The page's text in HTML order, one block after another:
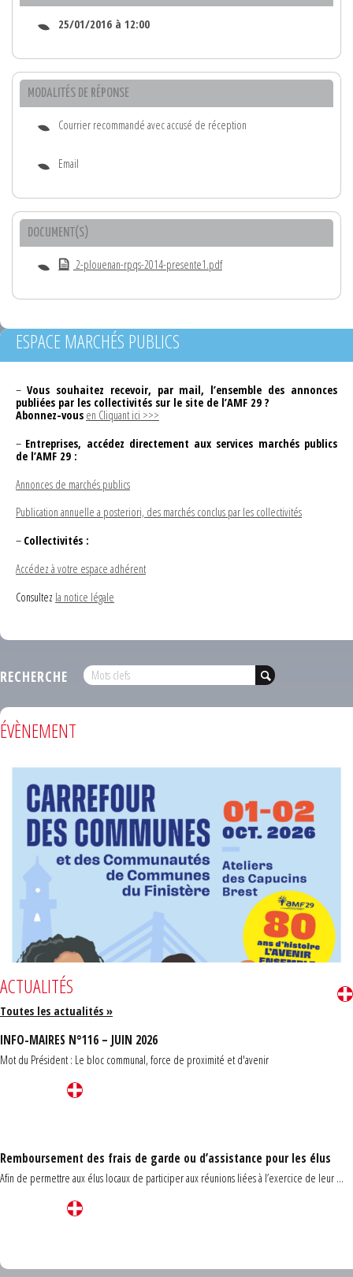
25/01/2016 à 12:00
MODALITÉS DE RÉPONSE
Courrier recommandé avec accusé de réception
Email
DOCUMENT(S)
2-plouenan-rpqs-2014-presente1.pdf
ESPACE MARCHÉS PUBLICS
– Vous souhaitez recevoir, par mail, l’ensemble des annonces
publiées par les collectivités sur le site de l’AMF 29 ?
Abonnez-vous en Cliquant ici >>>
– Entreprises, accédez directement aux services marchés publics
de l’AMF 29 :
Annonces de marchés publics
Publication annuelle a posteriori, des marchés conclus par les collectivités
– Collectivités :
Accédez à votre espace adhérent
Consultez la notice légale
RECHERCHE
ÉVÈNEMENT
ACTUALITÉS
Toutes les actualités »
INFO-MAIRES N°116 – JUIN 2026
Mot du Président : Le bloc communal, force de proximité et d'avenir
Remboursement des frais de garde ou d’assistance pour les élus
Afin de permettre aux élus locaux de participer aux réunions liées à l’exercice de leur ...